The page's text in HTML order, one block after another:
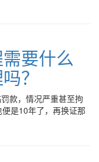
要什么
？
款，情况严重甚至拘
是10年了，再换证那